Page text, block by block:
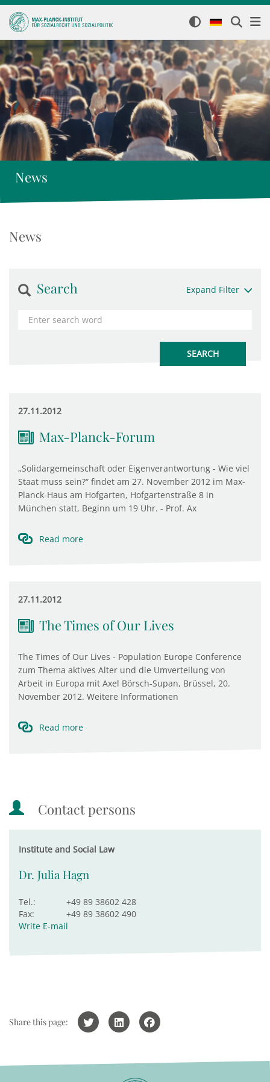
News
News
Search Expand Filter
27.11.2012
Max-Planck-Forum
„Solidargemeinschaft oder Eigenverantwortung - Wie viel
Staat muss sein?“ findet am 27. November 2012 im Max-
Planck-Haus am Hofgarten, Hofgartenstraße 8 in
München statt, Beginn um 19 Uhr. - Prof. Ax
Read more
27.11.2012
The Times of Our Lives
The Times of Our Lives - Population Europe Conference
zum Thema aktives Alter und die Umverteilung von
Arbeit in Europa mit Axel Börsch-Supan, Brüssel, 20.
November 2012. Weitere Informationen
Read more
Contact persons
Institute and Social Law
Dr. Julia Hagn
Tel.:
+49 89 38602 428
Fax:
+49 89 38602 490
Write E-mail
Share this page: